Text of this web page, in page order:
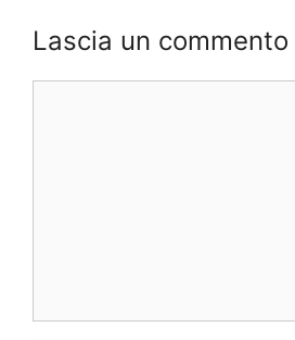
Lascia un commento